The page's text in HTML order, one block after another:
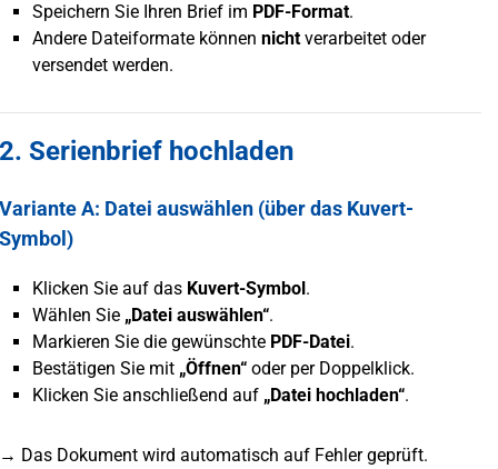
Speichern Sie Ihren Brief im PDF-Format.
Andere Dateiformate können nichtverarbeitet oder
versendet werden.
2. Serienbrief hochladen
Variante A: Datei auswählen (über das Kuvert-
Symbol)
Klicken Sie auf das Kuvert-Symbol.
Wählen Sie „Datei auswählen“.
Markieren Sie die gewünschte PDF-Datei.
Bestätigen Sie mit „Öffnen“ oder per Doppelklick.
Klicken Sie anschließend auf „Datei hochladen“.
→ Das Dokument wird automatisch auf Fehler geprüft.